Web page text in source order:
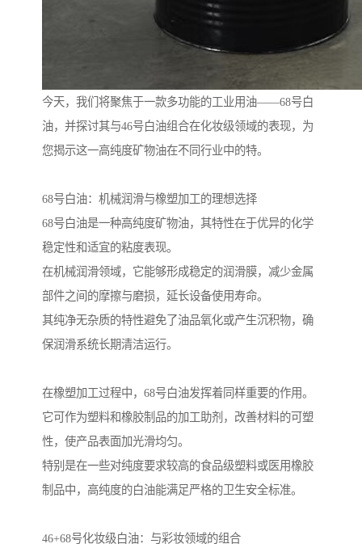
今天，我们将聚焦于一款多功能的工业用油——68号白
油，并探讨其与46号白油组合在化妆级领域的表现，为
您揭示这一高纯度矿物油在不同行业中的特。
68号白油：机械润滑与橡塑加工的理想选择
68号白油是一种高纯度矿物油，其特性在于优异的化学
稳定性和适宜的粘度表现。
在机械润滑领域，它能够形成稳定的润滑膜，减少金属
部件之间的摩擦与磨损，延长设备使用寿命。
其纯净无杂质的特性避免了油品氧化或产生沉积物，确
保润滑系统长期清洁运行。
在橡塑加工过程中，68号白油发挥着同样重要的作用。
它可作为塑料和橡胶制品的加工助剂，改善材料的可塑
性，使产品表面加光滑均匀。
特别是在一些对纯度要求较高的食品级塑料或医用橡胶
制品中，高纯度的白油能满足严格的卫生安全标准。
46+68号化妆级白油：与彩妆领域的组合